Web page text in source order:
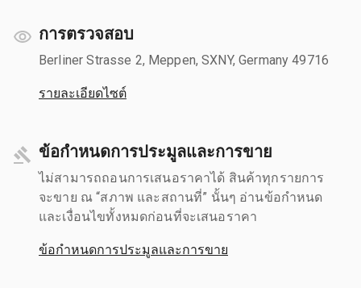
การตรวจสอบ
Berliner Strasse 2, Meppen, SXNY, Germany 49716
รายละเอียดไซต์
ข้อกำหนดการประมูลและการขาย
ไม่สามารถถอนการเสนอราคาได้ สินค้าทุกรายการ
จะขาย ณ “สภาพ และสถานที่” นั้นๆ อ่านข้อกำหนด
และเงื่อนไขทั้งหมดก่อนที่จะเสนอราคา
ข้อกำหนดการประมูลและการขาย